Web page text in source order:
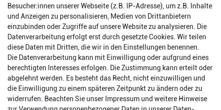
Impressum Daten­schutz­erklärung AGB
Besucher:innen unserer Webseite (z.B. IP-Adresse), um z.B. Inhalte
und Anzeigen zu personalisieren, Medien von Drittanbietern
einzubinden oder Zugriffe auf unsere Website zu analysieren. Die
Datenverarbeitung erfolgt erst durch gesetzte Cookies. Wir teilen
diese Daten mit Dritten, die wir in den Einstellungen benennen.
Die Datenverarbeitung kann mit Einwilligung oder aufgrund eines
berechtigten Interesses erfolgen. Die Zustimmung kann erteilt oder
abgelehnt werden. Es besteht das Recht, nicht einzuwilligen und
die Einwilligung zu einem späteren Zeitpunkt zu ändern oder zu
widerrufen. Beachten Sie unser Impressum und weitere Hinweise